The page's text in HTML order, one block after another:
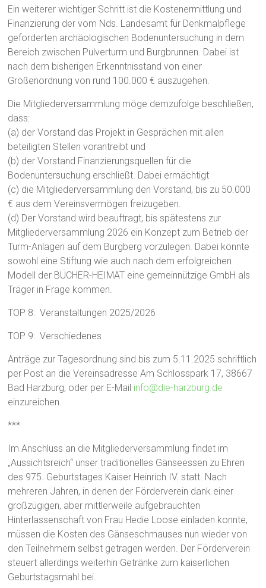
Ein weiterer wichtiger Schritt ist die Kostenermittlung und
Finanzierung der vom Nds. Landesamt für Denkmalpflege
geforderten archäologischen Bodenuntersuchung in dem
Bereich zwischen Pulverturm und Burgbrunnen. Dabei ist
nach dem bisherigen Erkenntnisstand von einer
Größenordnung von rund 100.000 € auszugehen.
Die Mitgliederversammlung möge demzufolge beschließen,
dass:
(a) der Vorstand das Projekt in Gesprächen mit allen
beteiligten Stellen vorantreibt und
(b) der Vorstand Finanzierungsquellen für die
Bodenuntersuchung erschließt. Dabei ermächtigt
(c) die Mitgliederversammlung den Vorstand, bis zu 50.000
€ aus dem Vereinsvermögen freizugeben.
(d) Der Vorstand wird beauftragt, bis spätestens zur
Mitgliederversammlung 2026 ein Konzept zum Betrieb der
Turm-Anlagen auf dem Burgberg vorzulegen. Dabei könnte
sowohl eine Stiftung wie auch nach dem erfolgreichen
Modell der BÜCHER-HEIMAT eine gemeinnützige GmbH als
Träger in Frage kommen.
TOP 8: Veranstaltungen 2025/2026
TOP 9: Verschiedenes
Anträge zur Tagesordnung sind bis zum 5.11.2025 schriftlich
per Post an die Vereinsadresse Am Schlosspark 17, 38667
Bad Harzburg, oder per E-Mail info@die-harzburg.de
einzureichen.
***
Im Anschluss an die Mitgliederversammlung findet im
„Aussichtsreich“ unser traditionelles Gänseessen zu Ehren
des 975. Geburtstages Kaiser Heinrich IV. statt. Nach
mehreren Jahren, in denen der Förderverein dank einer
großzügigen, aber mittlerweile aufgebrauchten
Hinterlassenschaft von Frau Hedie Loose einladen konnte,
müssen die Kosten des Gänseschmauses nun wieder von
den Teilnehmern selbst getragen werden. Der Förderverein
steuert allerdings weiterhin Getränke zum kaiserlichen
Geburtstagsmahl bei.